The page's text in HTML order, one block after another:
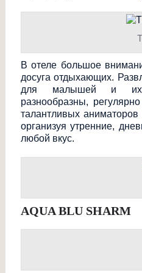
В отеле большое
досуга отдыхающих.
для малышей и их
разнообразны,
талантливых аниматоров
организуя утренние,
любой вкус.
AQUA BLU SHARM